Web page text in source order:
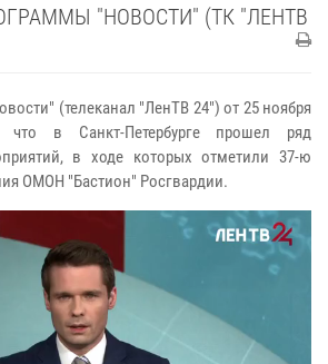
"НОВОСТИ" (ТК "ЛЕНТВ
(телеканал "ЛенТВ 24") от 25 ноября
в Санкт-Петербурге прошел ряд
в ходе которых отметили 37-ю
ОМОН "Бастион" Росгвардии.